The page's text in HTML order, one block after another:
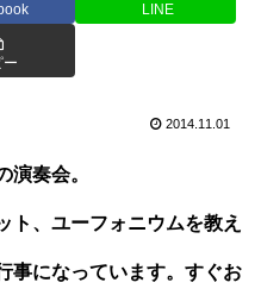
LINE
ー
2014.11.01
奏会。
ト、ユーフォニウムを教え
事になっています。すぐお